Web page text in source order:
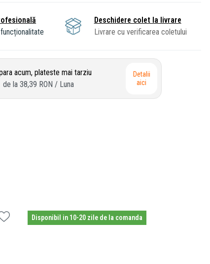
Deschidere colet la livrare
Livrare cu verificarea coletului
acum, plateste mai tarziu
de la 38,39 RON / Luna
Detalii
aici
Disponibil in 10-20 zile de la comanda